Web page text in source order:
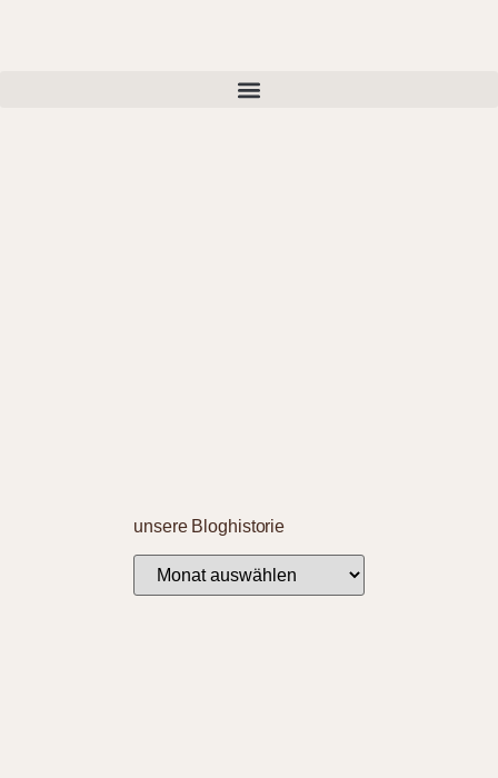
unsere Bloghistorie